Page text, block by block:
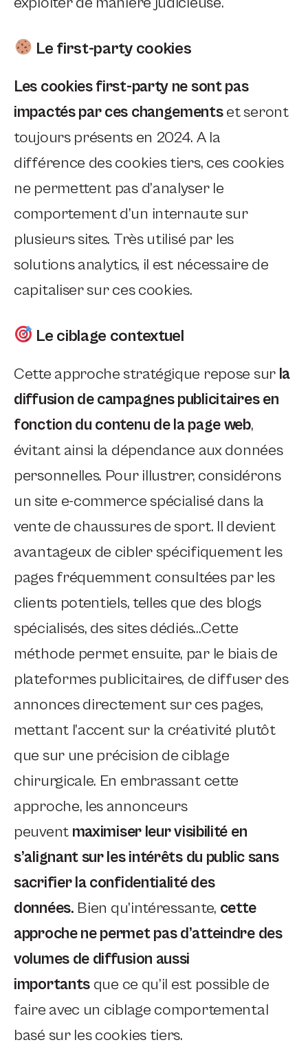
Le first-party cookies
Les cookies first-party ne sont pas
impactés par ces changementset seront
toujours présents en 2024. A la
différence des cookies tiers, ces cookies
ne permettent pas d’analyser le
comportement d’un internaute sur
plusieurs sites. Très utilisé par les
solutions analytics, il est nécessaire de
capitaliser sur ces cookies.
Le ciblage contextuel
Cette approche stratégique repose surla
diffusion de campagnes publicitaires en
fonction du contenu de la page web,
évitant ainsi la dépendance aux données
personnelles. Pour illustrer, considérons
un site e-commerce spécialisé dans la
vente de chaussures de sport. Il devient
avantageux de cibler spécifiquement les
pages fréquemment consultées par les
clients potentiels, telles que des blogs
spécialisés, des sites dédiés…Cette
méthode permet ensuite, par le biais de
plateformes publicitaires, de diffuser des
annonces directement sur ces pages,
mettant l’accent sur la créativité plutôt
que sur une précision de ciblage
chirurgicale. En embrassant cette
approche, les annonceurs
peuvent maximiser leur visibilité en
s’alignant sur les intérêts du public sans
sacrifier la confidentialité des
données. Bien qu’intéressante, cette
approche ne permet pas d’atteindre des
volumes de diffusion aussi
importants que ce qu’il est possible de
faire avec un ciblage comportemental
basé sur les cookies tiers.